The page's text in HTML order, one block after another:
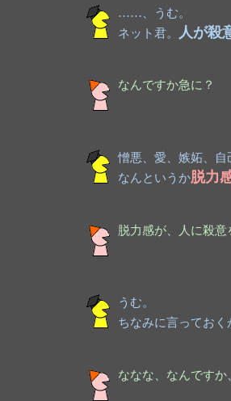
……、うむ。
ネット君。
人が殺
なんですか急に？
憎悪、愛、嫉妬、
なんというか脱力
脱力感が、人に殺意
うむ。
ちなみに言っておく
ななな、なんですか